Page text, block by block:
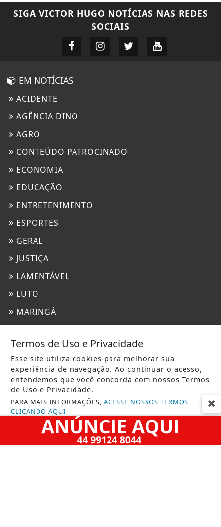
SIGA VICTOR HUGO NOTÍCIAS NAS REDES
SOCIAIS
EM NOTÍCIAS
ACIDENTE
AGÊNCIA DINO
AGRO
CONTEÚDO PATROCINADO
ECONOMIA
EDUCAÇÃO
ENTRETENIMENTO
ESPORTES
GERAL
JUSTIÇA
LAMENTÁVEL
LUTO
MARINGÁ
POLICIAL
POLÍTICA
REGIÃO
SARANDI
SAÚDE
TECNOLOGIA & INOVAÇÃO
Termos de Uso e Privacidade
Esse site utiliza cookies para melhorar sua
experiência de navegação. Ao continuar o acesso,
entendemos que você concorda com nossos Termos
de Uso e Privacidade.
PARA MAIS INFORMAÇÕES,ACESSE NOSSOS TERMOS
CLICANDO AQUI
PROSSEGUIR